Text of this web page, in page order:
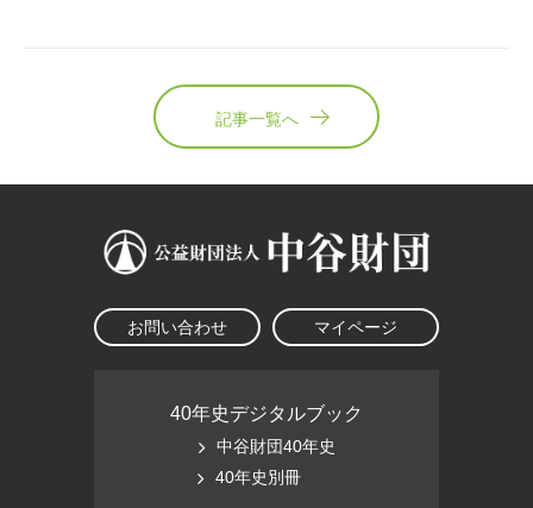
記事一覧へ
お問い合わせ マイページ
40年史デジタルブック
中谷財団40年史
40年史別冊